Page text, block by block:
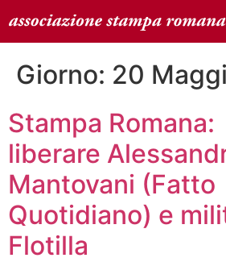
Giorno: 20
Stampa Romana:
liberare
Mantovani (Fatto
Quotidiano) e
Flotilla